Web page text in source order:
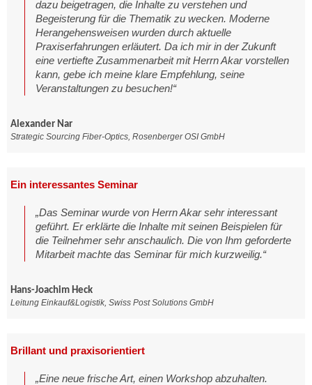
dazu beigetragen, die Inhalte zu verstehen und
Begeisterung für die Thematik zu wecken. Moderne
Herangehensweisen wurden durch aktuelle
Praxiserfahrungen erläutert. Da ich mir in der Zukunft
eine vertiefte Zusammenarbeit mit Herrn Akar vorstellen
kann, gebe ich meine klare Empfehlung, seine
Veranstaltungen zu besuchen!“
Alexander Nar
Strategic Sourcing Fiber-Optics, Rosenberger OSI GmbH
Ein interessantes Seminar
„Das Seminar wurde von Herrn Akar sehr interessant
geführt. Er erklärte die Inhalte mit seinen Beispielen für
die Teilnehmer sehr anschaulich. Die von Ihm geforderte
Mitarbeit machte das Seminar für mich kurzweilig.“
Hans-Joachim Heck
Leitung Einkauf&Logistik, Swiss Post Solutions GmbH
Brillant und praxisorientiert
„Eine neue frische Art, einen Workshop abzuhalten.